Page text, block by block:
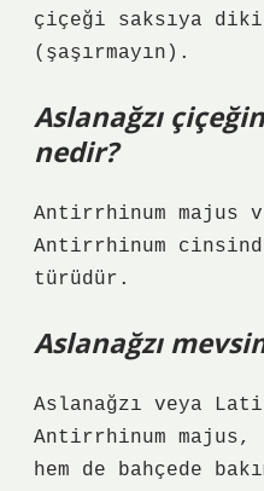
çiçeği saksıya
(şaşırmayın).
Aslanağzı
nedir?
Antirrhinum majus
Antirrhinum
türüdür.
Aslanağzı
Aslanağzı veya
Antirrhinum majus,
hem de bahçede